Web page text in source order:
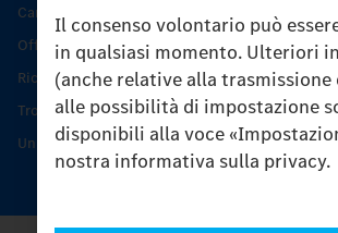
Il consenso volontario può
in qualsiasi momento. Ulteriori
(anche relative alla trasmissione
alle possibilità di impostazione
disponibili alla voce
nostra informativa sulla privacy.
Caratteristiche di prodotto
Offerta di servizio Unimog
Ricambi originali
Trovare un partner
Unimog Service Days